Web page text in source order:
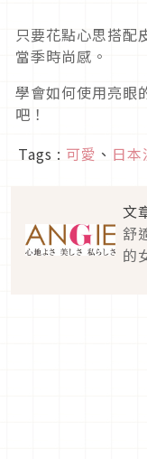
只要花點心思搭配
當季時尚感。
學會如何使用亮眼
吧！
Tags : 可愛 、 日
文
舒
的